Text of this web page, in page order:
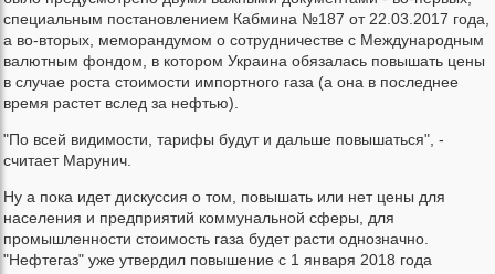
специальным постановлением Кабмина №187 от 22.03.2017 года,
а во-вторых, меморандумом о сотрудничестве с Международным
валютным фондом, в котором Украина обязалась повышать цены
в случае роста стоимости импортного газа (а она в последнее
время растет вслед за нефтью).
"По всей видимости, тарифы будут и дальше повышаться", -
считает Марунич.
Ну а пока идет дискуссия о том, повышать или нет цены для
населения и предприятий коммунальной сферы, для
промышленности стоимость газа будет расти однозначно.
"Нефтегаз" уже утвердил повышение с 1 января 2018 года